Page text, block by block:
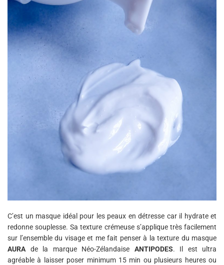
C’est un masque idéal pour les peaux en détresse car il hydrate et
redonne souplesse. Sa texture crémeuse s’applique très facilement
sur l’ensemble du visage et me fait penser à la texture du masque
AURA de la marque Néo-Zélandaise ANTIPODES. Il est ultra
agréable à laisser poser minimum 15 min ou plusieurs heures ou